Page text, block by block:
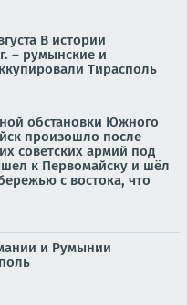
В истории
– румынские и
Тирасполь
обстановки Южного
произошло после
советских армий под
к Первомайску и шёл
с востока, что
и Румынии